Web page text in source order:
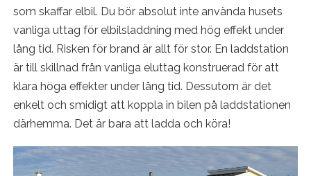
som skaffar elbil. Du bör absolut inte använda husets
vanliga uttag för elbilsladdning med hög effekt under
lång tid. Risken för brand är allt för stor. En laddstation
är till skillnad från vanliga eluttag konstruerad för att
klara höga effekter under lång tid. Dessutom är det
enkelt och smidigt att koppla in bilen på laddstationen
därhemma. Det är bara att ladda och köra!